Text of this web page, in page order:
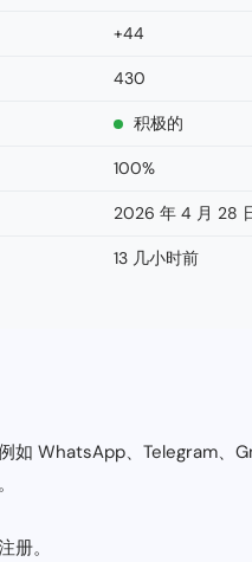
+44
430
积极的
100%
2026 年 4 月 28
13 几小时前
如 WhatsApp、Telegram、
册。